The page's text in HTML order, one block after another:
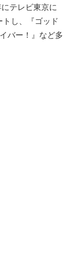
テレビ東京に
し、『ゴッド
バー！』など多